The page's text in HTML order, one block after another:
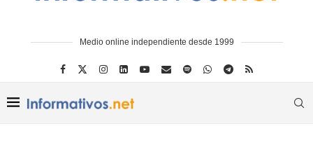
Medio online independiente desde 1999